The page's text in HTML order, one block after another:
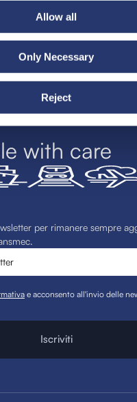
Allow all
Only Necessary
Reject
with care
per rimanere sempre
e acconsento all'invio delle
Iscriviti